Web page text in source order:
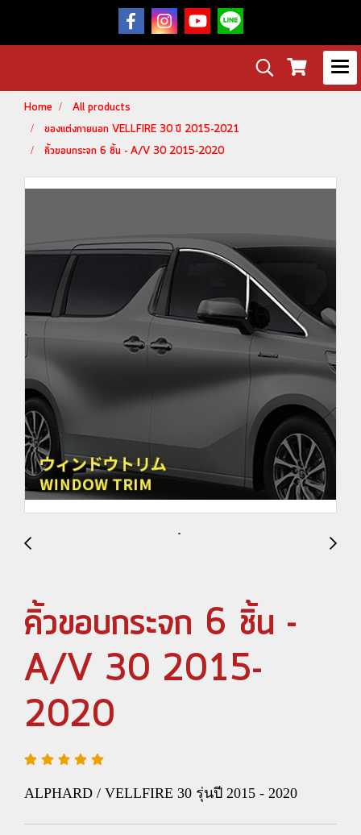
Home
All products
ของแต่งภายนอก VELLFIRE 30 ปี 2015-2021
คิ้วขอบกระจก 6 ชิ้น - A/V 30 2015-2020
คิ้วขอบกระจก 6 ชิ้น -
A/V 30 2015-
2020
ALPHARD / VELLFIRE 30 รุ่นปี 2015 - 2020